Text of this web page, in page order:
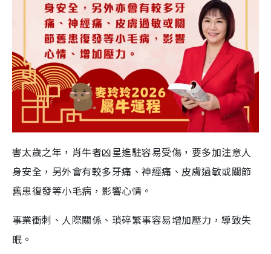
害太歲之年，肖牛者凶星進駐容易受傷，要多加注意人
身安全，另外會有較多牙痛、神經痛、皮膚過敏或關節
舊患復發等小毛病， 影響心情。
事業衝刺、人際關係、瑣碎繁事容易增加壓力，導致失
眠。